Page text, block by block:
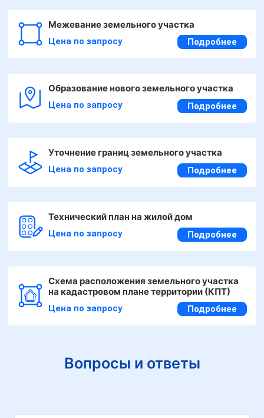
Межевание земельного участка
Цена по запросу Подробнее
Образование нового земельного участка
Цена по запросу Подробнее
Уточнение границ земельного участка
Цена по запросу Подробнее
Технический план на жилой дом
Цена по запросу Подробнее
Схема расположения земельного участка
на кадастровом плане территории (КПТ)
Цена по запросу Подробнее
Вопросы и ответы